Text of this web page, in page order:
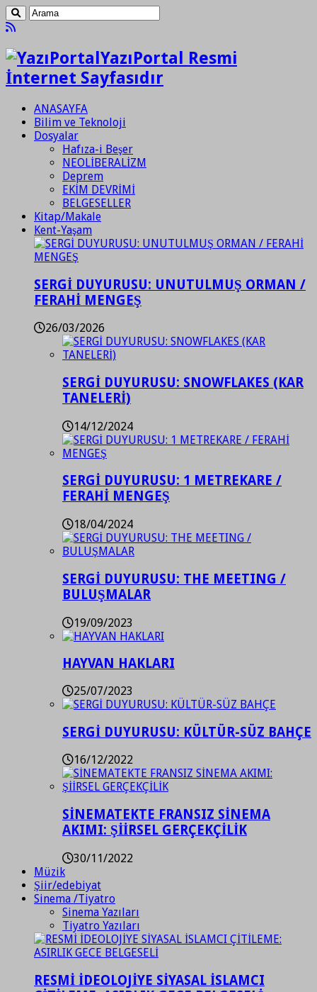
YazıPortal Resmi
İnternet Sayfasıdır
ANASAYFA
Bilim ve Teknoloji
Dosyalar
Hafıza-i Beşer
NEOLİBERALİZM
Deprem
EKİM DEVRİMİ
BELGESELLER
Kitap/Makale
Kent-Yaşam
SERGİ DUYURUSU: UNUTULMUŞ ORMAN /
FERAHİ MENGEŞ
26/03/2026
SERGİ DUYURUSU: SNOWFLAKES (KAR
TANELERİ)
14/12/2024
SERGİ DUYURUSU: 1 METREKARE /
FERAHİ MENGEŞ
18/04/2024
SERGİ DUYURUSU: THE MEETING /
BULUŞMALAR
19/09/2023
HAYVAN HAKLARI
25/07/2023
SERGİ DUYURUSU: KÜLTÜR-SÜZ BAHÇE
16/12/2022
SİNEMATEKTE FRANSIZ SİNEMA
AKIMI: ŞİİRSEL GERÇEKÇİLİK
30/11/2022
Müzik
Şiir/edebiyat
Sinema /Tiyatro
Sinema Yazıları
Tiyatro Yazıları
RESMİ İDEOLOJİYE SİYASAL İSLAMCI